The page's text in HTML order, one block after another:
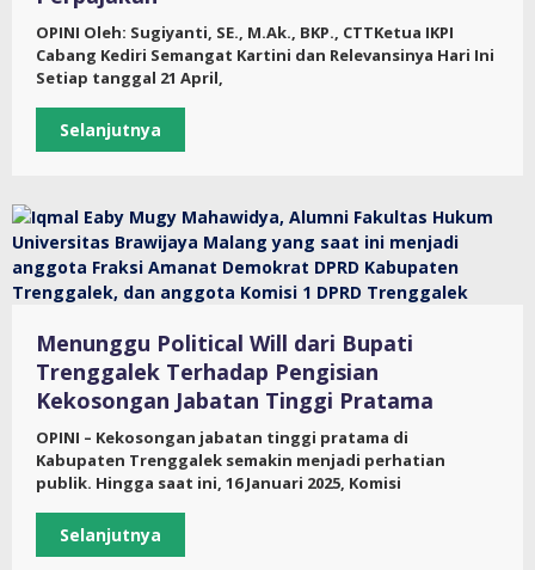
OPINI Oleh: Sugiyanti, SE., M.Ak., BKP., CTTKetua IKPI
Cabang Kediri Semangat Kartini dan Relevansinya Hari Ini
Setiap tanggal 21 April,
Selanjutnya
Menunggu Political Will dari Bupati
Trenggalek Terhadap Pengisian
Kekosongan Jabatan Tinggi Pratama
OPINI – Kekosongan jabatan tinggi pratama di
Kabupaten Trenggalek semakin menjadi perhatian
publik. Hingga saat ini, 16 Januari 2025, Komisi
Selanjutnya